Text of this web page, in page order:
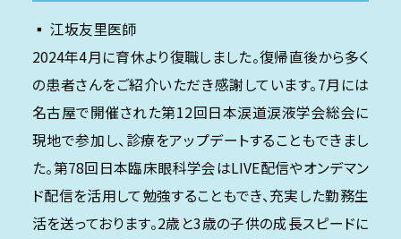
▪️ 江坂友里医師
2024年4月に育休より復職しました。復帰直後から多く
の患者さんをご紹介いただき感謝しています。7月には
名古屋で開催された第12回日本涙道涙液学会総会に
現地で参加し、診療をアップデートすることもできまし
た。第78回日本臨床眼科学会はLIVE配信やオンデマン
ド配信を活用して勉強することもでき、充実した勤務生
活を送っております。2歳と3歳の子供の成長スピードに